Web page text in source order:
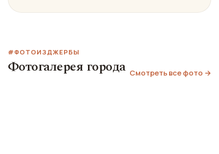
#ФОТОИЗДЖЕРБЫ
Фотогалерея города Смотреть все фото →